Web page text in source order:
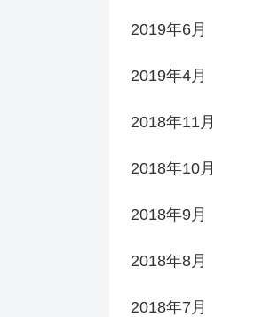
2019年6月
2019年4月
2018年11月
2018年10月
2018年9月
2018年8月
2018年7月